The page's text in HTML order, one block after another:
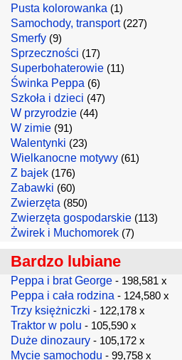
Pusta kolorowanka (1)
Samochody, transport(227)
Smerfy (9)
Sprzeczności (17)
Superbohaterowie (11)
Świnka Peppa (6)
Szkoła i dzieci (47)
W przyrodzie (44)
W zimie (91)
Walentynki (23)
Wielkanocne motywy (61)
Z bajek (176)
Zabawki (60)
Zwierzęta (850)
Zwierzęta gospodarskie (113)
Żwirek i Muchomorek (7)
Bardzo lubiane
Peppa i brat George - 198,581 x
Peppa i cała rodzina - 124,580 x
Trzy księżniczki - 122,178 x
Traktor w polu - 105,590 x
Duże dinozaury - 105,172 x
Mycie samochodu - 99,758 x